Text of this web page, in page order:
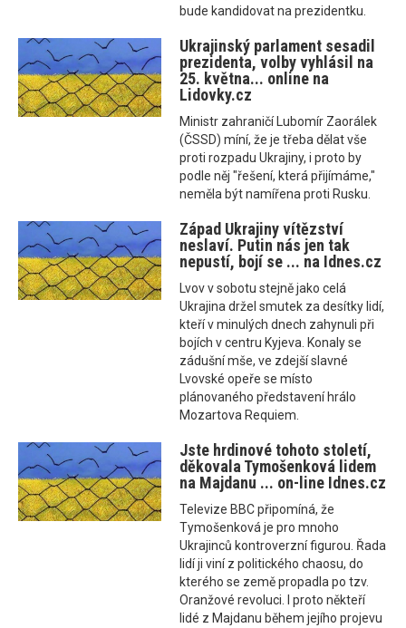
bude kandidovat na prezidentku.
Ukrajinský parlament sesadil
prezidenta, volby vyhlásil na
25. května... online na
Lidovky.cz
Ministr zahraničí Lubomír Zaorálek
(ČSSD) míní, že je třeba dělat vše
proti rozpadu Ukrajiny, i proto by
podle něj "řešení, která přijímáme,"
neměla být namířena proti Rusku.
Západ Ukrajiny vítězství
neslaví. Putin nás jen tak
nepustí, bojí se ... na Idnes.cz
Lvov v sobotu stejně jako celá
Ukrajina držel smutek za desítky lidí,
kteří v minulých dnech zahynuli při
bojích v centru Kyjeva. Konaly se
zádušní mše, ve zdejší slavné
Lvovské opeře se místo
plánovaného představení hrálo
Mozartova Requiem.
Jste hrdinové tohoto století,
děkovala Tymošenková lidem
na Majdanu ... on-line Idnes.cz
Televize BBC připomíná, že
Tymošenková je pro mnoho
Ukrajinců kontroverzní figurou. Řada
lidí ji viní z politického chaosu, do
kterého se země propadla po tzv.
Oranžové revoluci. I proto někteří
lidé z Majdanu během jejího projevu